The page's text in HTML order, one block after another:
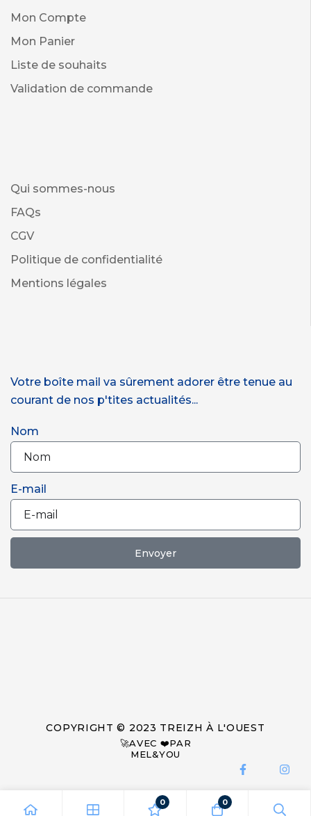
Mon Compte
Mon Panier
Liste de souhaits
Validation de commande
Qui sommes-nous
FAQs
CGV
Politique de confidentialité
Mentions légales
Votre boîte mail va sûrement adorer être tenue au
courant de nos p'tites actualités...
Nom
E-mail
Envoyer
COPYRIGHT © 2023 TREIZH À L'OUEST
🚀AVEC ❤️PAR
MEL&YOU
0 0